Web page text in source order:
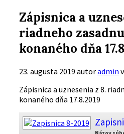
Zápisnica a
riadneho
konaného dňa
23. augusta 2019 autoradmin v
Zápisnica a uznesenia z 8.
konaného dňa 17.8.2019